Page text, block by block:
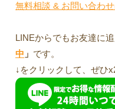
無料相談 & お問い合わ
LINEからでもお友達に
中 」 です。
↓をクリックして、ぜひ